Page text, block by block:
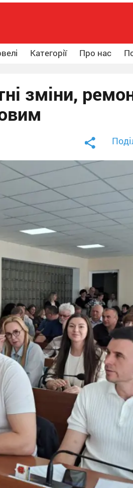
Категорії Про нас
зміни,